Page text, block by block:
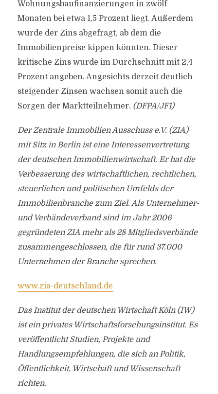
Wohnungsbaufinanzierungen in zwölf
Monaten bei etwa 1,5 Prozent liegt. Außerdem
wurde der Zins abgefragt, ab dem die
Immobilienpreise kippen könnten. Dieser
kritische Zins wurde im Durchschnitt mit 2,4
Prozent angeben. Angesichts derzeit deutlich
steigender Zinsen wachsen somit auch die
Sorgen der Marktteilnehmer. (DFPA/JF1)
Der Zentrale Immobilien Ausschuss e.V. (ZIA)
mit Sitz in Berlin ist eine Interessenvertretung
der deutschen Immobilienwirtschaft. Er hat die
Verbesserung des wirtschaftlichen, rechtlichen,
steuerlichen und politischen Umfelds der
Immobilienbranche zum Ziel. Als Unternehmer-
und Verbändeverband sind im Jahr 2006
gegründeten ZIA mehr als 28 Mitgliedsverbände
zusammengeschlossen, die für rund 37.000
Unternehmen der Branche sprechen.
www.zia-deutschland.de
Das Institut der deutschen Wirtschaft Köln (IW)
ist ein privates Wirtschaftsforschungsinstitut. Es
veröffentlicht Studien, Projekte und
Handlungsempfehlungen, die sich an Politik,
Öffentlichkeit, Wirtschaft und Wissenschaft
richten.